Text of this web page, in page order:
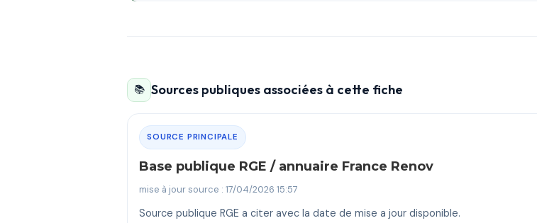
📚 Sources publiques associées à cette fiche
SOURCE PRINCIPALE
Base publique RGE / annuaire France Renov
mise à jour source : 17/04/2026 15:57
Source publique RGE a citer avec la date de mise a jour disponible.